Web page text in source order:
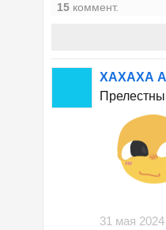
15 коммент.
ХАХАХА
31 мая